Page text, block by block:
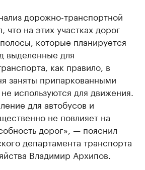
дорожно-транспортной
что на этих участках дорог
которые планируется
выделенные для
как правило, в
заняты припаркованными
используются для движения.
для автобусов и
не повлияет на
дорог», — пояснил
департамента транспорта
Владимир Архипов.